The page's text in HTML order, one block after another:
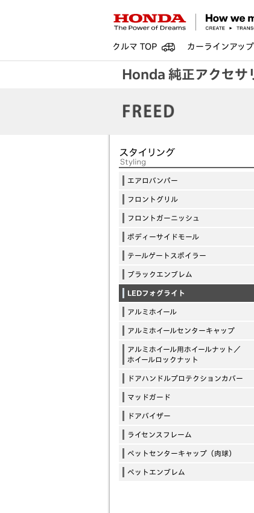
クルマ TOP カーラインアップ
Honda 純正アクセサ
エアロバンパー
フロントグリル
フロントガーニッシュ
ボディーサイドモール
テールゲートスポイラー
ブラックエンブレム
LEDフォグライト
アルミホイール
アルミホイールセンターキャップ
アルミホイール用ホイールナット／
ホイールロックナット
ドアハンドルプロテクションカバー
マッドガード
ドアバイザー
ライセンスフレーム
ペットセンターキャップ（肉球）
ペットエンブレム